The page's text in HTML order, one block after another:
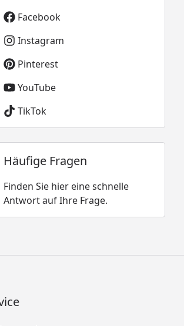
Facebook
Instagram
Pinterest
YouTube
TikTok
Häufige Fragen
Finden Sie hier eine schnelle
Antwort auf Ihre Frage.